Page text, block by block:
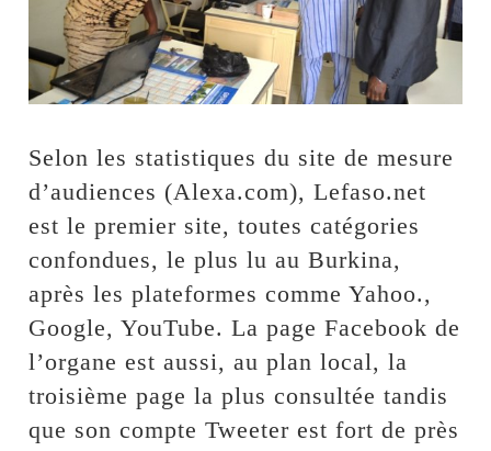
Selon les statistiques du site de mesure
d’audiences (Alexa.com), Lefaso.net
est le premier site, toutes catégories
confondues, le plus lu au Burkina,
après les plateformes comme Yahoo.,
Google, YouTube. La page Facebook de
l’organe est aussi, au plan local, la
troisième page la plus consultée tandis
que son compte Tweeter est fort de près